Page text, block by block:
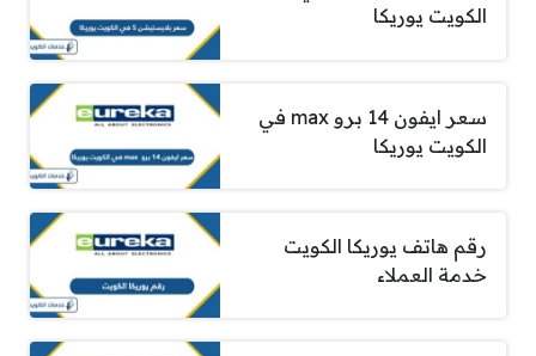
الكويت يوريكا
سعر ايفون 14 برو max في
الكويت يوريكا
رقم هاتف يوريكا الكويت
خدمة العملاء